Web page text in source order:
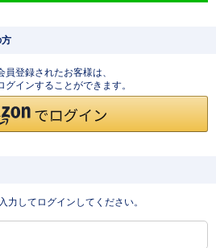
登録されたお客様は、
インすることができます。
力してログインしてください。